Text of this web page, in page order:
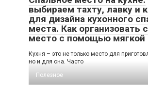
выбираем тахту, лавку и
для дизайна кухонного
места. Как организовать
место с помощью мягкой
Кухня – это не только место для
но и для сна. Часто
Полезное